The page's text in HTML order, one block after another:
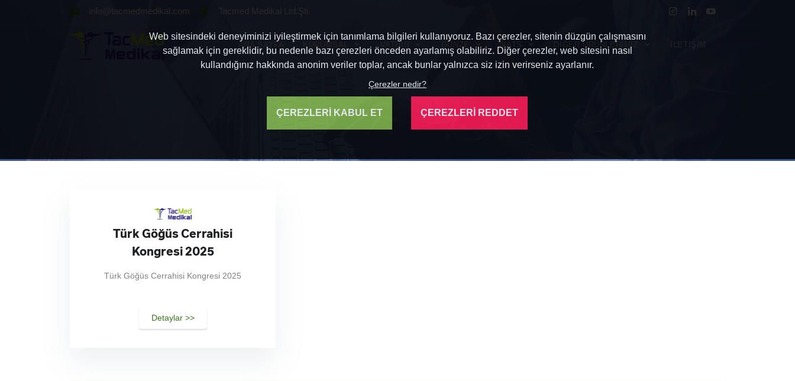
info@tacmedmedikal.com Tacmed Medikal Ltd.Şti.
ANA SAYFA KURUMSAL VATHIN GUNZE VATS DİĞER ÜRÜNLERİMİZ İLETİŞİM
Türk Göğüs Cerrahisi
Kongresi 2025
Türk Göğüs Cerrahisi Kongresi 2025
Detaylar >>
Web sitesindeki deneyiminizi iyileştirmek için tanımlama bilgileri kullanıyoruz. Bazı çerezler, sitenin düzgün çalışmasını
sağlamak için gereklidir, bu nedenle bazı çerezleri önceden ayarlamış olabiliriz. Diğer çerezler, web sitesini nasıl
kullandığınız hakkında anonim veriler toplar, ancak bunlar yalnızca siz izin verirseniz ayarlanır.
Çerezler nedir?
ÇEREZLERİ KABUL ET ÇEREZLERİ REDDET